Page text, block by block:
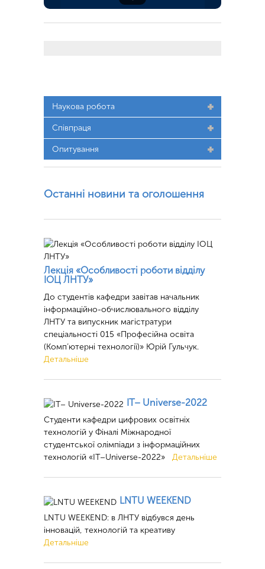
Наукова робота
Співпраця
Опитування
Останні новини та оголошення
Лекція «Особливості роботи відділу
ІОЦ ЛНТУ»
До студентів кафедри завітав начальник
інформаційно-обчислювального відділу
ЛНТУ та випускник магістратури
спеціальності 015 «Професійна освіта
(Комп’ютерні технології)» Юрій Гульчук.
Детальніше
ІТ– Universe-2022
Студенти кафедри цифрових освітніх
технологій у Фіналі Міжнародної
студентської олімпіади з інформаційних
технологій «ІТ–Universe-2022» Детальніше
LNTU WEEKEND
LNTU WEEKEND: в ЛНТУ відбувся день
інновацій, технологій та креативу
Детальніше